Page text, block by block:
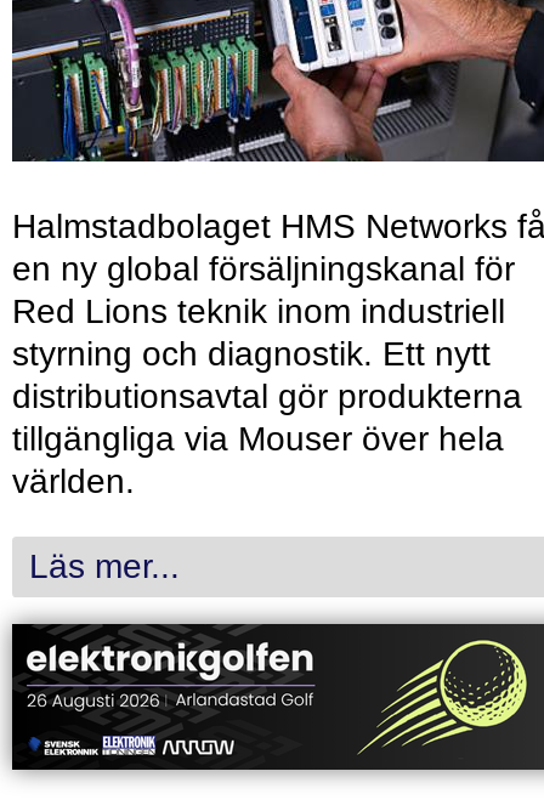
Halmstadbolaget HMS Networks
en ny global försäljningskanal för
Red Lions teknik inom industriell
styrning och diagnostik. Ett nytt
distributionsavtal gör produkterna
tillgängliga via Mouser över hela
världen.
Läs mer...